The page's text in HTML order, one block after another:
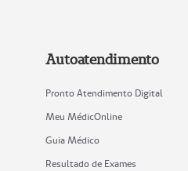
Autoatendimento
Pronto Atendimento Digital
Meu MédicOnline
Guia Médico
Resultado de Exames